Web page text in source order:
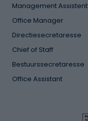
Management Assistent
Office Manager
Directiesecretaresse
Chief of Staff
Bestuurssecretaresse
Office Assistant